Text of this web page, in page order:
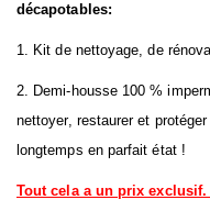
décapotables:
1. Kit de nettoyage, de
2. Demi-housse 100 %
nettoyer, restaurer et
longtemps en parfait état !
Tout cela a un prix exclusif.